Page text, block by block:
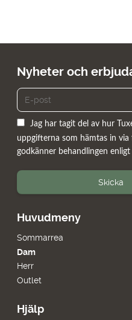
Huvudmeny
Sommarrea
Dam
Herr
Outlet
Hjälp
Nyheter och
Jag har tagit del av hur
uppgifterna som hämtas in
godkänner behandlingen enligt
Skicka